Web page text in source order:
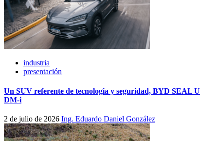
industria
presentación
Un SUV referente de tecnologia y seguridad, BYD SEAL U
DM-i
2 de julio de 2026 Ing. Eduardo Daniel González